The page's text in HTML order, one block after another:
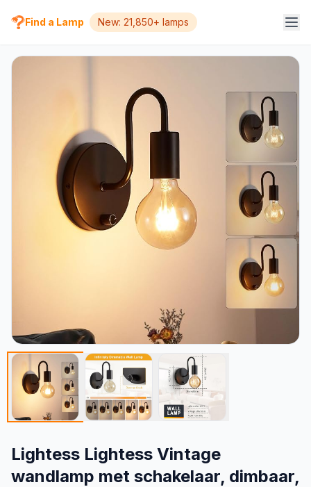
Find a Lamp New: 21,850+ lamps
Lightess Lightess Vintage
wandlamp met schakelaar, dimbaar,